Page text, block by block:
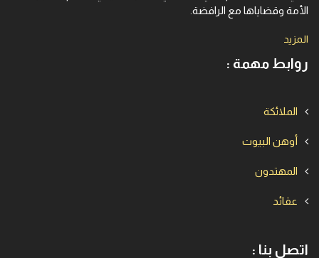
الأمة وقضاياها مع الرافضة.
المزيد
روابط مهمة :
الملائكة
أوهن البيوت
المهتدون
عقائد
اتصل بنا :